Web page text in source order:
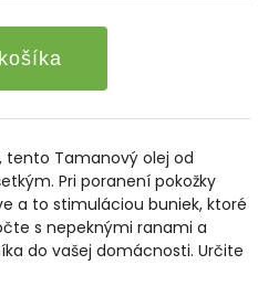
tento Tamanový olej od
Pri poranení pokožky
a to stimuláciou buniek, ktoré
s nepeknými ranami a
do vašej domácnosti. Určite